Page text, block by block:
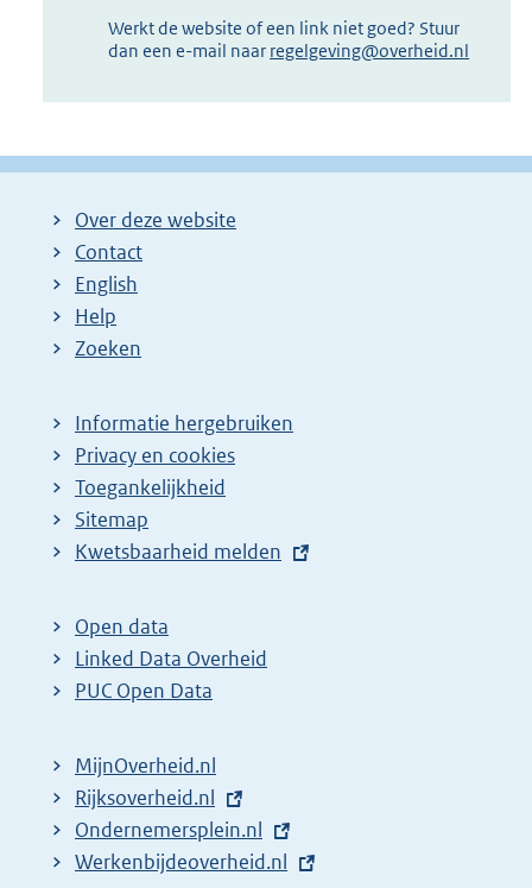
Werkt de website of een link niet goed? Stuur
dan een e-mail naar regelgeving@overheid.nl
Over deze website
Contact
English
Help
Zoeken
Informatie hergebruiken
Privacy en cookies
Toegankelijkheid
Sitemap
E
t
e
r
l
i
n
k
Kwetsbaarheid melden
Open data
Linked Data Overheid
PUC Open Data
MijnOverheid.nl
E
x
t
Rijksoverheid.nl
E
x
Ondernemersplein.nl
E
Werkenbijdeoverheid.nl